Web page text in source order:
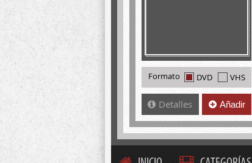
Formato DVD VHS
Detalles Añadir